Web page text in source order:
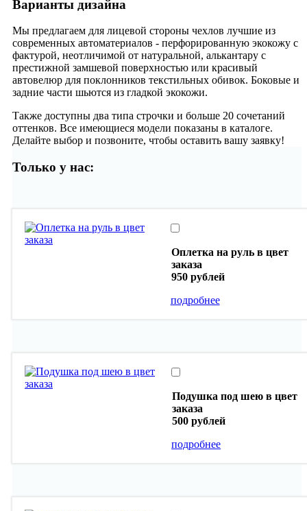
Варианты дизайна
Мы предлагаем для лицевой стороны чехлов лучшие из
современных автоматериалов - перфорированную экокожу с
фактурой, неотличимой от натуральной, алькантару с
престижной замшевой поверхностью или красивый
автовелюр для поклонников текстильных обивок. Боковые и
задние части шьются из гладкой экокожи.
Также доступны два типа строчки и больше 20 сочетаний
оттенков. Все имеющиеся модели показаны в каталоге.
Делайте выбор и позвоните, чтобы оставить вашу заявку!
Только у нас:
Оплетка на руль в цвет
заказа
950 рублей
подробнее
Подушка под шею в цвет
заказа
500 рублей
подробнее